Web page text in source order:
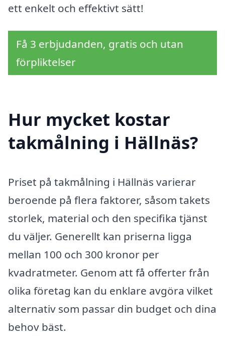
ett enkelt och effektivt sätt!
Få 3 erbjudanden, gratis och utan
förpliktelser
Hur mycket kostar
takmålning i Hällnäs?
Priset på takmålning i Hällnäs varierar
beroende på flera faktorer, såsom takets
storlek, material och den specifika tjänst
du väljer. Generellt kan priserna ligga
mellan 100 och 300 kronor per
kvadratmeter. Genom att få offerter från
olika företag kan du enklare avgöra vilket
alternativ som passar din budget och dina
behov bäst.